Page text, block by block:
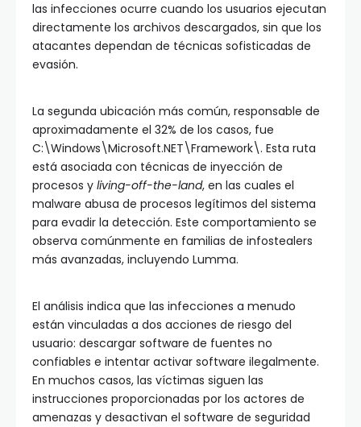
las infecciones ocurre cuando los usuarios ejecutan
directamente los archivos descargados, sin que los
atacantes dependan de técnicas sofisticadas de
evasión.
La segunda ubicación más común, responsable de
aproximadamente el 32% de los casos, fue
C:\Windows\Microsoft.NET\Framework\. Esta ruta
está asociada con técnicas de inyección de
procesos y living-off-the-land, en las cuales el
malware abusa de procesos legítimos del sistema
para evadir la detección. Este comportamiento se
observa comúnmente en familias de infostealers
más avanzadas, incluyendo Lumma.
El análisis indica que las infecciones a menudo
están vinculadas a dos acciones de riesgo del
usuario: descargar software de fuentes no
confiables e intentar activar software ilegalmente.
En muchos casos, las víctimas siguen las
instrucciones proporcionadas por los actores de
amenazas y desactivan el software de seguridad